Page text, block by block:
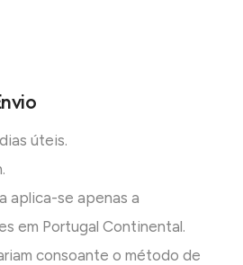
úteis.
aplica-se apenas a
em Portugal Continental.
consoante o método de